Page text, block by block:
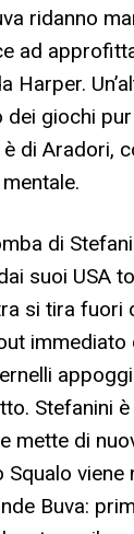
ridanno
ad
Harper.
giochi
è di Aradori,
di
suoi USA
si tira
immediato
Stefanini
mette di
Squalo
Buva: